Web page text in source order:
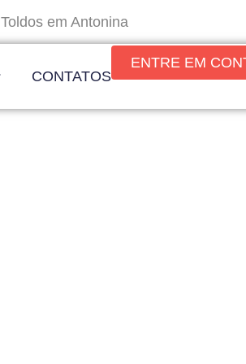
Toldos em Antonina
CONTATOS
ENTRE EM